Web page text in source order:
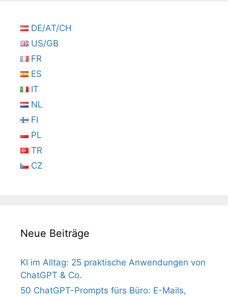
DE/AT/CH
US/GB
FR
ES
IT
NL
FI
PL
TR
CZ
Neue Beiträge
KI im Alltag: 25 praktische Anwendungen von
ChatGPT & Co.
50 ChatGPT-Prompts fürs Büro: E-Mails,